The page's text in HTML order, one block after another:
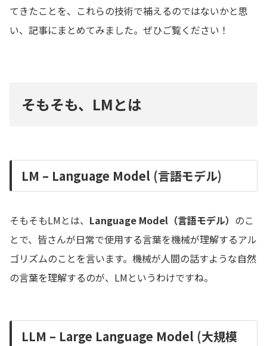
てきたことを、これらの技術で補えるのではないかと思
い、記事にまとめてみました。ぜひご覧ください！
そもそも、LMとは
LM – Language Model (言語モデル)
そもそもLMとは、 Language Model（言語モデル） のこ
とで、皆さんが日常で使用する言葉を機械が理解するアル
ゴリズムのことを言います。機械が人間の話すような自然
の言葉を理解するのが、LMというわけですね。
LLM – Large Language Model (大規模